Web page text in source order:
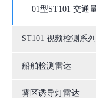
01型ST101 交通
ST101 视频检测系列
船舶检测雷达
雾区诱导灯雷达